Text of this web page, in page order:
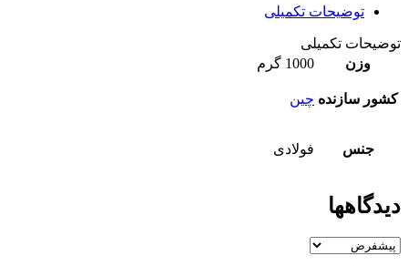
توضیحات تکمیلی
توضیحات تکمیلی
وزن
1000 گرم
کشور سازنده چین
جنس فولادی
دیدگاهها